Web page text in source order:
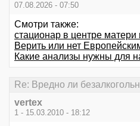
07.08.2026 - 07:50
Смотри также:
стационар в центре матери
Верить или нет
Какие анализы нужны для
Re: Вредно ли
vertex
1 - 15.03.2010 - 18:12